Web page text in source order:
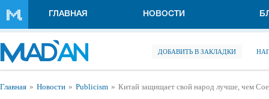
ГЛАВНАЯ НОВОСТИ
ДОБАВИТЬ В ЗАКЛАДКИ
Вы здесь
Главная Новости Publicism Китай защищает свой народ лучше, чем